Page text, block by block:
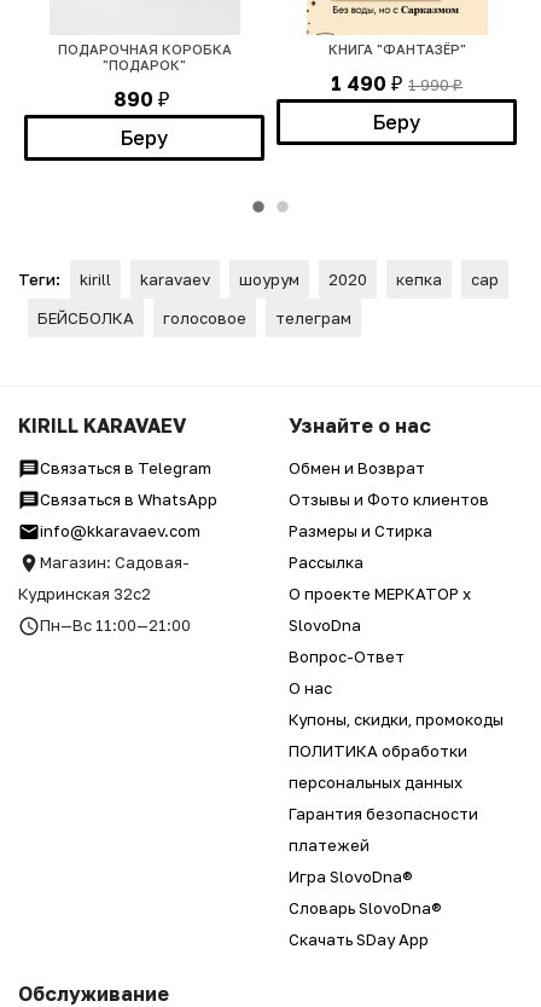
ПОДАРОЧНАЯ КОРОБКА
"ПОДАРОК"
890 ₽
Беру
КНИГА "ФАНТАЗЁР"
1 490 ₽ 1 990₽
Беру
Теги: kirill karavaev шоурум 2020 кепка
cap
БЕЙСБОЛКА
голосовое телеграм
KIRILL KARAVAEV
Связаться в Telegram
Связаться в WhatsApp
info@kkaravaev.com
Магазин: Садовая-
Кудринская 32с2
Пн—Вс 11:00—21:00
Узнайте о нас
Обмен и Возврат
Отзывы и Фото клиентов
Размеры и Стирка
Рассылка
О проекте МЕРКАТОР x
SlovoDna
Вопрос-Ответ
О нас
Купоны, скидки, промокоды
ПОЛИТИКА обработки
персональных данных
Гарантия безопасности
платежей
Игра SlovoDna®
Словарь SlovoDna®
Скачать SDay App
Обслуживание